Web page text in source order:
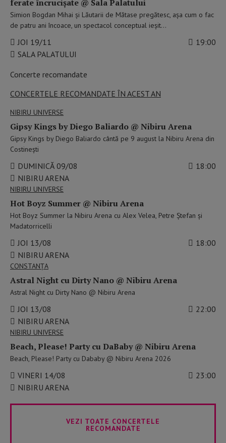
ferate încrucișate @ Sala Palatului
Simion Bogdan Mihai și Lăutarii de Mătase pregătesc, așa cum o fac
de patru ani încoace, un spectacol conceptual ieșit…
JOI 19/11
19:00
SALA PALATULUI
Concerte recomandate
CONCERTELE RECOMANDATE ÎN ACEST AN
NIBIRU UNIVERSE
Gipsy Kings by Diego Baliardo @ Nibiru Arena
Gipsy Kings by Diego Baliardo cântă pe 9 august la Nibiru Arena din
Costinești
DUMINICĂ 09/08
18:00
NIBIRU ARENA
NIBIRU UNIVERSE
Hot Boyz Summer @ Nibiru Arena
Hot Boyz Summer la Nibiru Arena cu Alex Velea, Petre Ștefan și
Madatorricelli
JOI 13/08
18:00
NIBIRU ARENA
CONSTANŢA
Astral Night cu Dirty Nano @ Nibiru Arena
Astral Night cu Dirty Nano @ Nibiru Arena
JOI 13/08
22:00
NIBIRU ARENA
NIBIRU UNIVERSE
Beach, Please! Party cu DaBaby @ Nibiru Arena
Beach, Please! Party cu Dababy @ Nibiru Arena 2026
VINERI 14/08
23:00
NIBIRU ARENA
VEZI TOATE CONCERTELE
RECOMANDATE